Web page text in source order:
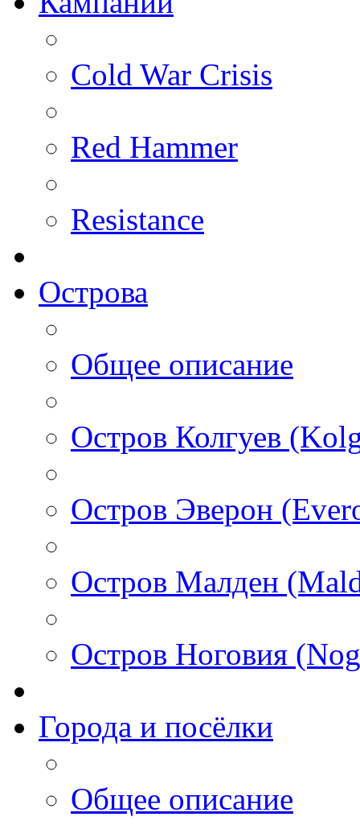
Cold War Crisis
Red Hammer
Resistance
Острова
Общее описание
Остров Колгуев
Остров Эверон
Остров Малден
Остров Ноговия
Города и посёлки
Общее описание